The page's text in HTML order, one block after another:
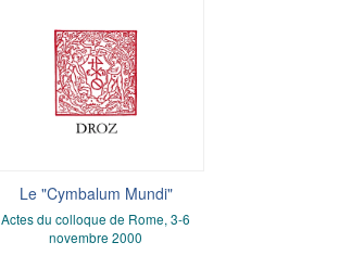
Le "Cymbalum Mundi"
Actes du colloque de Rome, 3-6
novembre 2000